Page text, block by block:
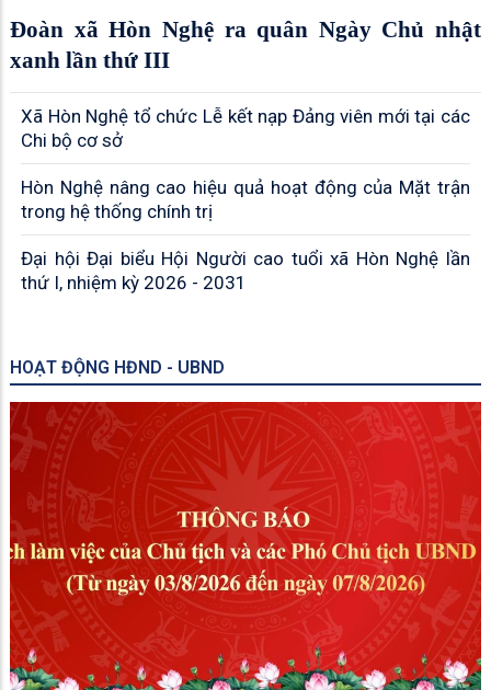
Đoàn xã Hòn Nghệ ra quân Ngày Chủ nhật
xanh lần thứ III
Xã Hòn Nghệ tổ chức Lễ kết nạp Đảng viên mới tại các
Chi bộ cơ sở
Hòn Nghệ nâng cao hiệu quả hoạt động của Mặt trận
trong hệ thống chính trị
Đại hội Đại biểu Hội Người cao tuổi xã Hòn Nghệ lần
thứ I, nhiệm kỳ 2026 - 2031
HOẠT ĐỘNG HĐND - UBND